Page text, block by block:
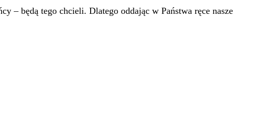
– będą tego chcieli. Dlatego oddając w Państwa ręce nasze